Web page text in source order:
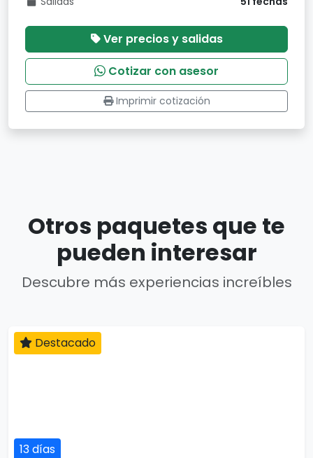
Ver precios y salidas
Cotizar con asesor
Imprimir cotización
Otros paquetes que te
pueden interesar
Descubre más experiencias increíbles
13 días
Destacado